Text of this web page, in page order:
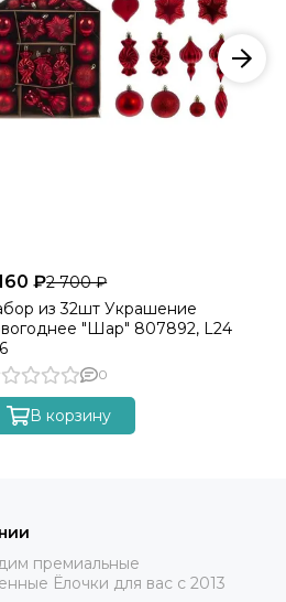
₽2 700 ₽
из 32шт Украшение
"Шар" 807892, L24
0
В корзину
премиальные
Ёлочки для вас с 2013